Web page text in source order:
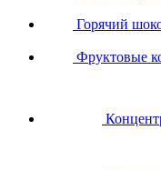
Горячий
Фруктовые